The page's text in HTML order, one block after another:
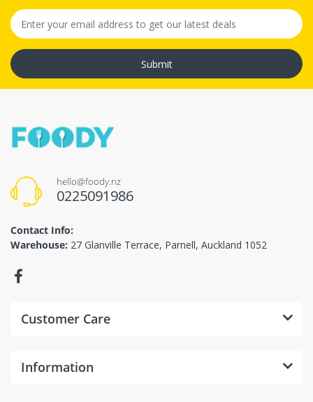
1/67
Submit
hello@foody.nz
0225091986
Contact Info:
Warehouse: 27 Glanville Terrace, Parnell, Auckland 1052
Customer Care
Information